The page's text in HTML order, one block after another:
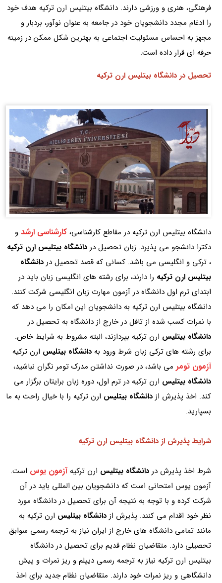
فرهنگی، هنری و ورزشی دارند. دانشگاه بیتلیس ارن ترکیه هدف خود
را ادغام مجدد دانشجویان خود در جامعه به عنوان نوآور، بردبار و
مجهز به احساس مسئولیت اجتماعی به بهترین شکل ممکن در زمینه
حرفه ای قرار داده است.
تحصیل در دانشگاه بیتلیس ارن ترکیه
دانشگاه بیتلیس ارن ترکیه در مقاطع کارشناسی، کارشناسی ارشد و
دکترا دانشجو می پذیرد. زبان تحصیل در دانشگاه بیتلیس ارن ترکیه
، ترکی و انگلیسی می باشد. کسانی که قصد تحصیل در دانشگاه
بیتلیس ارن ترکیه را دارند، برای رشته های انگلیسی زبان باید در
ابتدای ترم اول دانشگاه در آزمون مهارت زبان انگلیسی شرکت کنند.
دانشگاه بیتلیس ارن ترکیه به دانشجویان این امکان را می دهد که
با نمرات کسب شده از تافل در خارج از دانشگاه به تحصیل در
دانشگاه بیتلیس ارن ترکیه بپردازند، البته مشروط به شرایط خاص.
برای رشته های ترکی زبان شرط ورود به دانشگاه بیتلیس ارن ترکیه
آزمون تومر می باشد، در صورت نداشتن مدرک تومر نگران نباشید،
دانشگاه بیتلیس ارن ترکیه در ترم اول، دوره زبان برایتان برگزار می
کند. اخذ پذیرش از دانشگاه بیتلیس ارن ترکیه را با خیال راحت به ما
بسپارید.
شرایط پذیرش از دانشگاه بیتلیس ارن ترکیه
شرط اخذ پذیرش در دانشگاه بیتلیس ارن ترکیهآزمون یوس است.
آزمون یوس امتحانی است که دانشجویان بین المللی باید در آن
شرکت کرده و با توجه به نتیجه آن برای تحصیل در دانشگاه مورد
نظر خود اقدام می کنند. پذیرش از دانشگاه بیتلیس ارن ترکیه به
مانند تمامی دانشگاه های خارج از ایران نیاز به ترجمه رسمی سوابق
تحصیلی دارد. متقاضیان نظام قدیم برای تحصیل در دانشگاه
بیتلیس ارن ترکیه نیاز به ترجمه رسمی دیپلم و ریز نمرات و پیش
دانشگاهی و ریز نمرات خود دارند. متقاضیان نظام جدید برای اخذ